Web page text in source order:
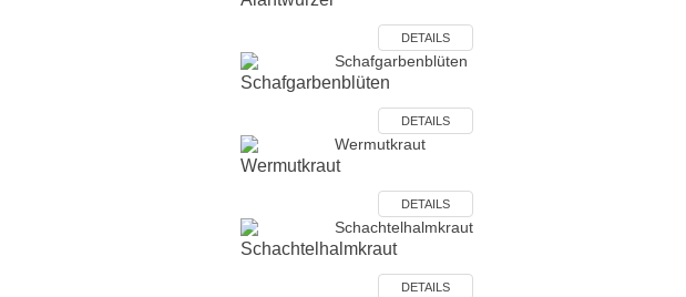
DETAILS
Schafgarbenblüten
DETAILS
Wermutkraut
DETAILS
Schachtelhalmkraut
DETAILS